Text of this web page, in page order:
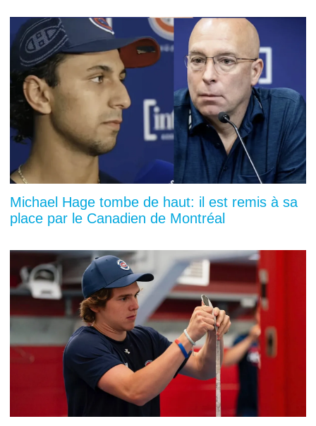
Michael Hage tombe de haut: il est remis à sa
place par le Canadien de Montréal